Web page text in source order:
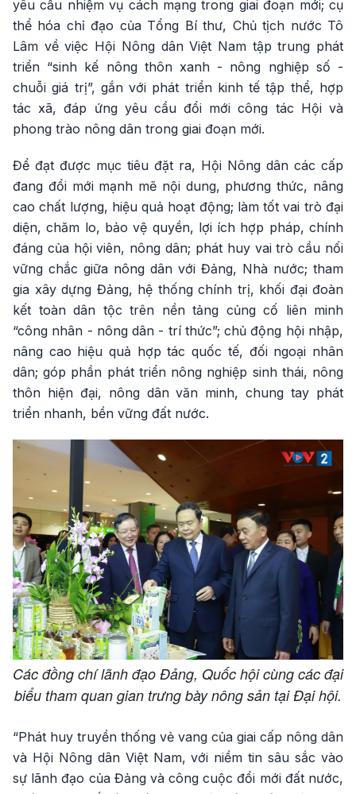
yêu cầu nhiệm vụ cách mạng trong giai đoạn mới; cụ
thể hóa chỉ đạo của Tổng Bí thư, Chủ tịch nước Tô
Lâm về việc Hội Nông dân Việt Nam tập trung phát
triển “sinh kế nông thôn xanh - nông nghiệp số -
chuỗi giá trị”, gắn với phát triển kinh tế tập thể, hợp
tác xã, đáp ứng yêu cầu đổi mới công tác Hội và
phong trào nông dân trong giai đoạn mới.
Để đạt được mục tiêu đặt ra, Hội Nông dân các cấp
đang đổi mới mạnh mẽ nội dung, phương thức, nâng
cao chất lượng, hiệu quả hoạt động; làm tốt vai trò đại
diện, chăm lo, bảo vệ quyền, lợi ích hợp pháp, chính
đáng của hội viên, nông dân; phát huy vai trò cầu nối
vững chắc giữa nông dân với Đảng, Nhà nước; tham
gia xây dựng Đảng, hệ thống chính trị, khối đại đoàn
kết toàn dân tộc trên nền tảng củng cố liên minh
“công nhân - nông dân - trí thức”; chủ động hội nhập,
nâng cao hiệu quả hợp tác quốc tế, đối ngoại nhân
dân; góp phần phát triển nông nghiệp sinh thái, nông
thôn hiện đại, nông dân văn minh, chung tay phát
triển nhanh, bền vững đất nước.
Các đồng chí lãnh đạo Đảng, Quốc hội cùng các đại
biểu tham quan gian trưng bày nông sản tại Đại hội.
“Phát huy truyền thống vẻ vang của giai cấp nông dân
và Hội Nông dân Việt Nam, với niềm tin sâu sắc vào
sự lãnh đạo của Đảng và công cuộc đổi mới đất nước,